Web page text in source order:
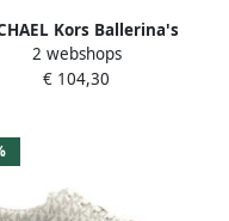
Kors Ballerina's
labelapplicatie model
'REBECCA'
2 webshops
€ 104,30